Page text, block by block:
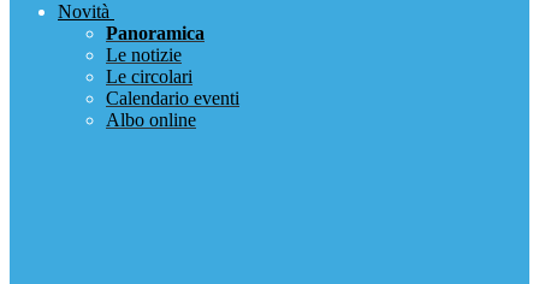
Novità
Panoramica
Le notizie
Le circolari
Calendario eventi
Albo online